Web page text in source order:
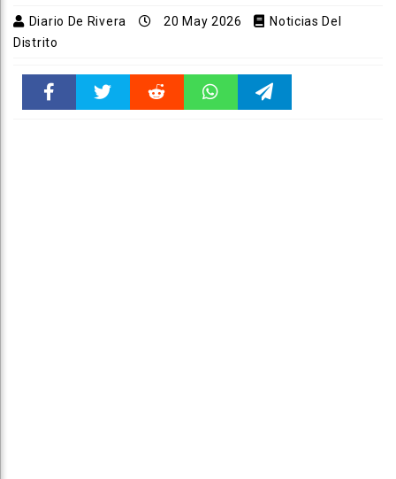
Diario De Rivera 20 May 2026
Noticias Del
Distrito